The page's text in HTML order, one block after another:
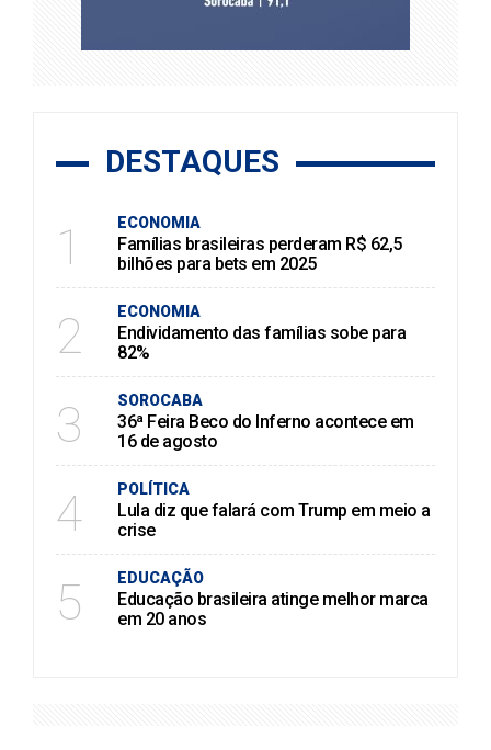
DESTAQUES
1 ECONOMIA
Famílias brasileiras perderam R$ 62,5
bilhões para bets em 2025
2 ECONOMIA
Endividamento das famílias sobe para
82%
3 SOROCABA
36ª Feira Beco do Inferno acontece em
16 de agosto
4 POLÍTICA
Lula diz que falará com Trump em meio a
crise
5 EDUCAÇÃO
Educação brasileira atinge melhor marca
em 20 anos